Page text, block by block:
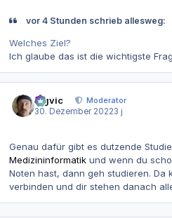
vor 4 Stunden schrieb allesweg:
Welches Ziel?
Ich glaube das ist die wichtigste
bigvic
Moderator
30. Dezember 20223 j
Genau dafür gibt es dutzende
Medizininformatik und wenn du
Noten hast, dann geh studieren. Da
verbinden und dir stehen danach